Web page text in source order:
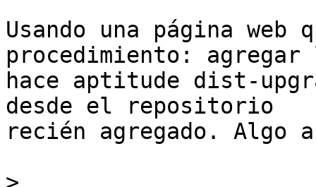
Usando una página web
procedimiento:
hace aptitude dist-
desde el repositorio
recién agregado. Algo